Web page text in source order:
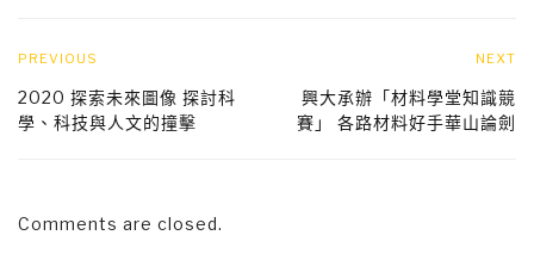
PREVIOUS
2020 探索未來圖像 探討科
學、科技與人文的撞擊
NEXT
興大承辦「材料學堂知識競
賽」 各路材料好手華山論劍
Comments are closed.